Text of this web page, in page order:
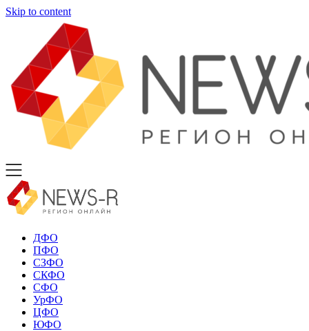
Skip to content
ДФО
ПФО
СЗФО
СКФО
СФО
УрФО
ЦФО
ЮФО